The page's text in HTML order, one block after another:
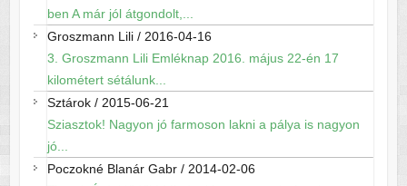
ben A már jól átgondolt,...
Groszmann Lili/ 2016-04-16
3. Groszmann Lili Emléknap 2016. május 22-én 17
kilométert sétálunk...
Sztárok/ 2015-06-21
Sziasztok! Nagyon jó farmoson lakni a pálya is nagyon
jó...
Poczokné Blanár Gabr/ 2014-02-06